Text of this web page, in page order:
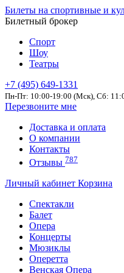
Билеты на спортивные и
Билетный брокер
Спорт
Шоу
Театры
+7 (495) 649-1331
Пн-Пт: 10:00-19:00 (Мск), Сб:
Перезвоните мне
Доставка и оплата
О компании
Контакты
Отзывы 787
Личный кабинет Корзина
Спектакли
Балет
Опера
Концерты
Мюзиклы
Оперетта
Венская Опера